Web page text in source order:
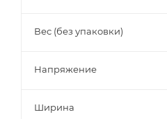
Вес (без упаковки)
Напряжение
Ширина